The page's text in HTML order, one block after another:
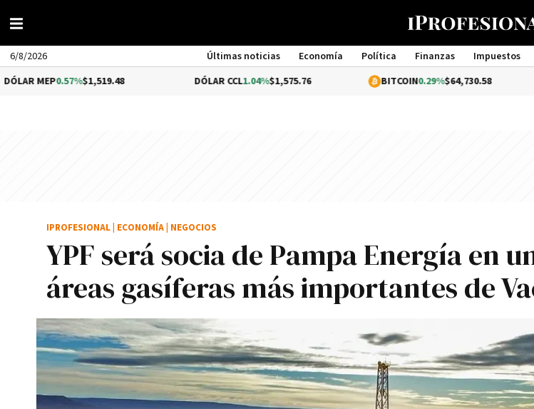
6/8/2026 Últimas noticias Economía Política Finanzas Impuestos
Management
0.57%$1,519.48 1.04%$1,575.76 0.29%$64,730.58
YPF será socia de Pampa Energía en
áreas gasíferas más importantes de
IPROFESIONAL ECONOMÍA NEGOCIOS